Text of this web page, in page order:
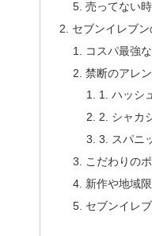
売ってない
セブンイレブ
コスパ最強
禁断のアレ
1. ハッシ
2. シャカ
3. スパニ
こだわりの
新作や地域
セブンイレ